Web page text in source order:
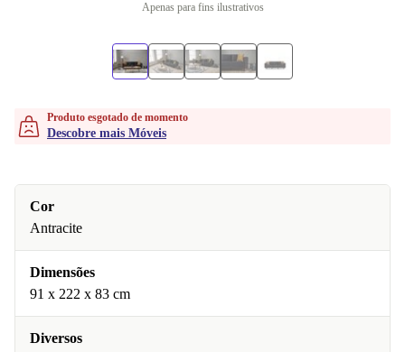
Apenas para fins ilustrativos
Produto esgotado de momento
Descobre mais Móveis
Cor
Antracite
Dimensões
91 x 222 x 83 cm
Diversos